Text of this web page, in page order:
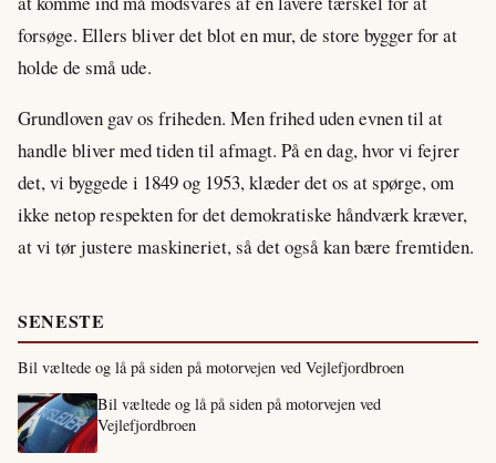
forsøge. Ellers bliver det blot en mur, de store bygger for at
holde de små ude.
Grundloven gav os friheden. Men frihed uden evnen til at
handle bliver med tiden til afmagt. På en dag, hvor vi fejrer
det, vi byggede i 1849 og 1953, klæder det os at spørge, om
ikke netop respekten for det demokratiske håndværk kræver,
at vi tør justere maskineriet, så det også kan bære fremtiden.
SENESTE
Bil væltede og lå på siden på motorvejen ved Vejlefjordbroen
Bil væltede og lå på siden på motorvejen ved
Vejlefjordbroen